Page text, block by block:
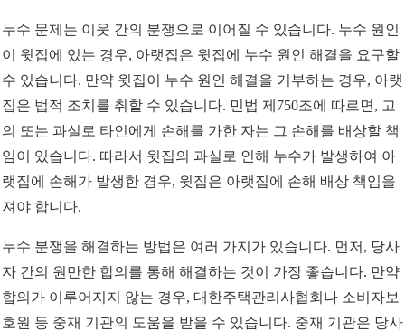
누수 문제는 이웃 간의 분쟁으로 이어질 수 있습니다. 누수 원인
이 윗집에 있는 경우, 아랫집은 윗집에 누수 원인 해결을 요구할
수 있습니다. 만약 윗집이 누수 원인 해결을 거부하는 경우, 아랫
집은 법적 조치를 취할 수 있습니다. 민법 제750조에 따르면, 고
의 또는 과실로 타인에게 손해를 가한 자는 그 손해를 배상할 책
임이 있습니다. 따라서 윗집의 과실로 인해 누수가 발생하여 아
랫집에 손해가 발생한 경우, 윗집은 아랫집에 손해 배상 책임을
져야 합니다.
누수 분쟁을 해결하는 방법은 여러 가지가 있습니다. 먼저, 당사
자 간의 원만한 합의를 통해 해결하는 것이 가장 좋습니다. 만약
합의가 이루어지지 않는 경우, 대한주택관리사협회나 소비자보
호원 등 중재 기관의 도움을 받을 수 있습니다. 중재 기관은 당사